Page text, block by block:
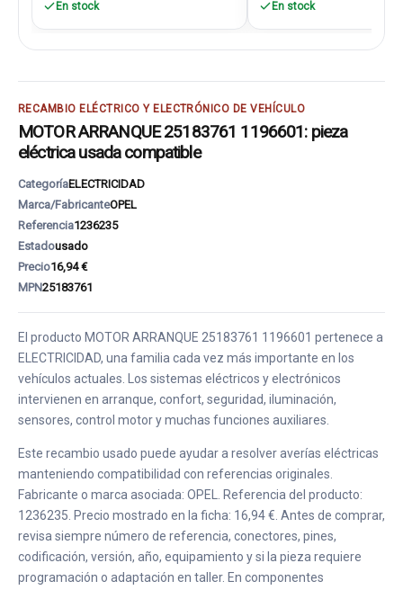
En stock En stock
RECAMBIO ELÉCTRICO Y ELECTRÓNICO DE VEHÍCULO
MOTOR ARRANQUE 25183761 1196601: pieza
eléctrica usada compatible
CategoríaELECTRICIDAD
Marca/FabricanteOPEL
Referencia1236235
Estadousado
Precio16,94 €
MPN25183761
El producto MOTOR ARRANQUE 25183761 1196601 pertenece a
ELECTRICIDAD, una familia cada vez más importante en los
vehículos actuales. Los sistemas eléctricos y electrónicos
intervienen en arranque, confort, seguridad, iluminación,
sensores, control motor y muchas funciones auxiliares.
Este recambio usado puede ayudar a resolver averías eléctricas
manteniendo compatibilidad con referencias originales.
Fabricante o marca asociada: OPEL. Referencia del producto:
1236235. Precio mostrado en la ficha: 16,94 €. Antes de comprar,
revisa siempre número de referencia, conectores, pines,
codificación, versión, año, equipamiento y si la pieza requiere
programación o adaptación en taller. En componentes